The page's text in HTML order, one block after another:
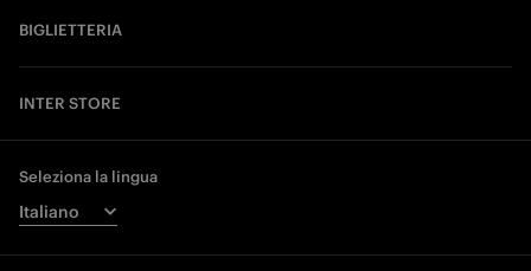
BIGLIETTERIA
INTER STORE
Seleziona la lingua